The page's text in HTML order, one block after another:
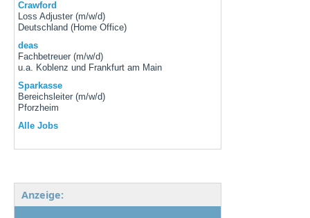
Crawford
Loss Adjuster (m/w/d)
Deutschland (Home Office)
deas
Fachbetreuer (m/w/d)
u.a. Koblenz und Frankfurt am Main
Sparkasse
Bereichsleiter (m/w/d)
Pforzheim
Alle Jobs
Anzeige: